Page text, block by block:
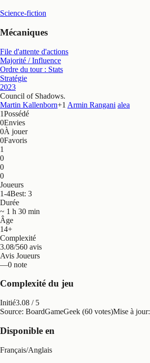
Science-fiction
Mécaniques
File d'attente d'actions
Majorité / Influence
Ordre du tour : Stats
Stratégie
2023
Council of Shadows.
Martin Kallenborn+1 Armin Rangani alea
1Possédé
0Envies
0À jouer
0Favoris
1
0
0
0
Joueurs
1-4Best: 3
Durée
~ 1 h 30 min
Âge
14+
Complexité
3.08/560 avis
Avis Joueurs
—0 note
Complexité du jeu
Initié3.08 / 5
Source: BoardGameGeek (60 votes)Mise à jour:
Disponible en
Français/Anglais